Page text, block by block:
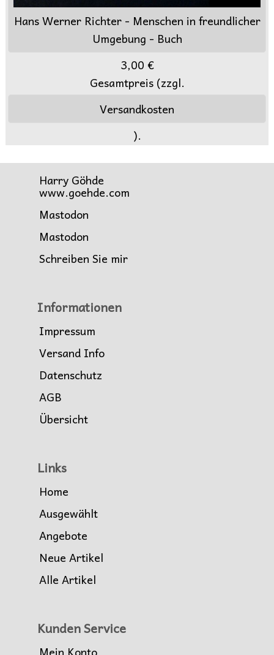
Hans Werner Richter - Menschen in freundlicher
Umgebung - Buch
3,00 €
Gesamtpreis (zzgl.
Versandkosten
).
Harry Göhde
www.goehde.com
Mastodon
Mastodon
Schreiben Sie mir
Informationen
Impressum
Versand Info
Datenschutz
AGB
Übersicht
Links
Home
Ausgewählt
Angebote
Neue Artikel
Alle Artikel
Kunden Service